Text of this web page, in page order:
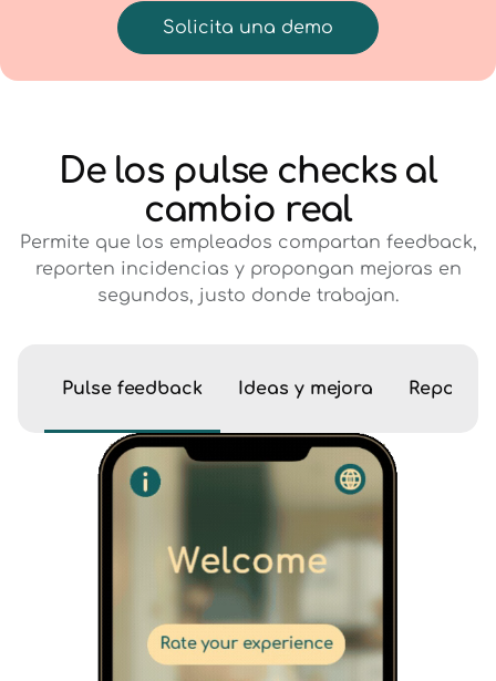
Solicita una demo
De los pulse checks al
cambio real
Permite que los empleados compartan feedback,
reporten incidencias y propongan mejoras en
segundos, justo donde trabajan.
Pulse feedback Ideas y mejora Reporte